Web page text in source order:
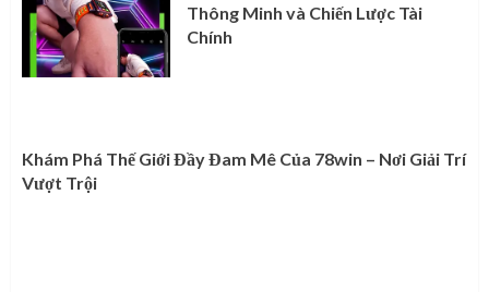
Thông Minh và Chiến Lược Tài
Chính
Khám Phá Thế Giới Đầy Đam Mê Của 78win – Nơi Giải Trí
Vượt Trội